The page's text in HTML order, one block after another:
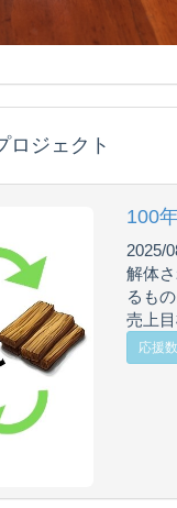
ロジェクト
100
2025/
解体
るも
売上
応援